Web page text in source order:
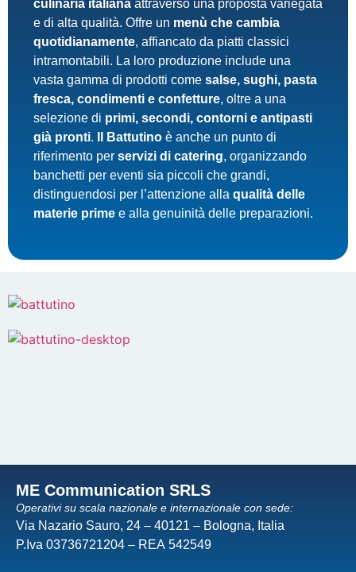
culinaria italiana attraverso una proposta variegata
e di alta qualità. Offre un menù che cambia
quotidianamente, affiancato da piatti classici
intramontabili. La loro produzione include una
vasta gamma di prodotti come salse, sughi, pasta
fresca, condimenti e confetture, oltre a una
selezione di primi, secondi, contorni e antipasti
già pronti. Il Battutino è anche un punto di
riferimento per servizi di catering, organizzando
banchetti per eventi sia piccoli che grandi,
distinguendosi per l’attenzione alla qualità delle
materie prime e alla genuinità delle preparazioni.
ME Communication SRLS
Operativi su scala nazionale e internazionale con sede:
Via Nazario Sauro, 24 – 40121 – Bologna, Italia
P.Iva 03736721204 – REA 542549